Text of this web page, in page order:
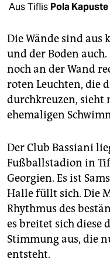
unterstützen
genossenschaft
epaper login
Aus Tiflis Pola Kapuste
Die Wände sind aus
und der Boden
noch an der Wand
roten Leuchten, die
durchkreuzen, sieht
ehemaligen
Der Club Bassiani
Fußballstadion in
Georgien. Es ist
Halle füllt sich. Die
Rhythmus des
es breitet sich diese
Stimmung aus, die
entsteht.